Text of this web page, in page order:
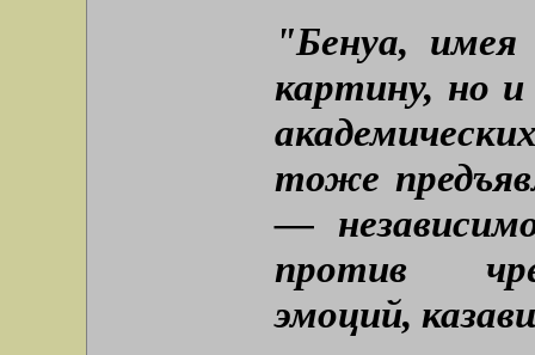
"Бенуа,
картину, но
тоже
—
против
эмоций,